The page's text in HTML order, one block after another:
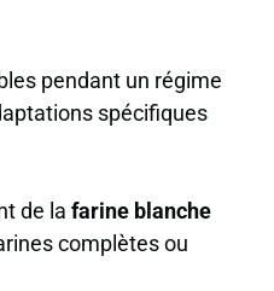
pendant un régime
spécifiques
de la farine blanche
complètes ou